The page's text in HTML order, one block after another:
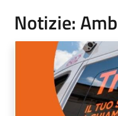
Notizie: